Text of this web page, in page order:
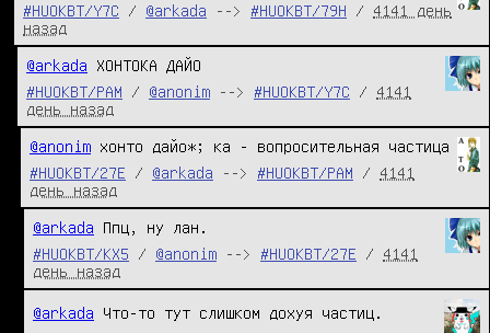
#HUOKBT/Y7C
/ @arkada --> #HUOKBT/79H / 4141 день
назад
@arkada ХОНТОКА ДАЙО
#HUOKBT/PAM
/ @anonim --> #HUOKBT/Y7C / 4141
день назад
@anonim хонто дайо*; ка - вопросительная частица
#HUOKBT/27E
/ @arkada --> #HUOKBT/PAM / 4141
день назад
@arkada Ппц, ну лан.
#HUOKBT/KX5
/ @anonim --> #HUOKBT/27E / 4141
день назад
@arkada Что-то тут слишком дохуя частиц.